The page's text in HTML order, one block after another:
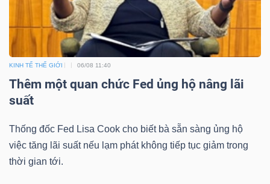
KINH TẾ THẾ GIỚI 06/08 11:40
Thêm một quan chức Fed ủng hộ nâng lãi
suất
Thống đốc Fed Lisa Cook cho biết bà sẵn sàng ủng hộ
việc tăng lãi suất nếu lạm phát không tiếp tục giảm trong
thời gian tới.
giả
(-)
Báo
cáo
tích
(-)